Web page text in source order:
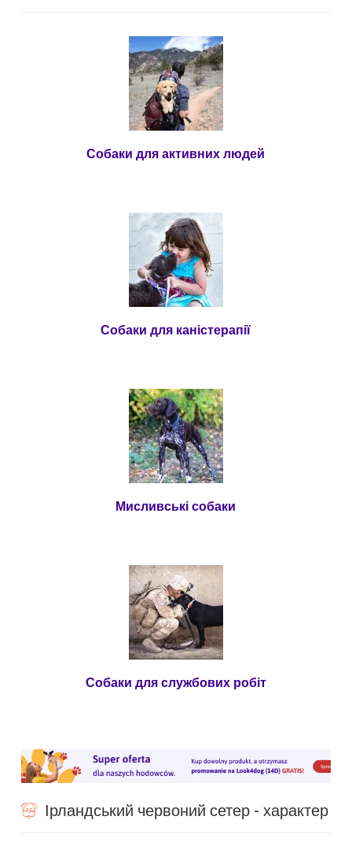
Собаки для активних людей
Собаки для каністерапії
Мисливські собаки
Собаки для службових робіт
Ірландський червоний сетер - характер